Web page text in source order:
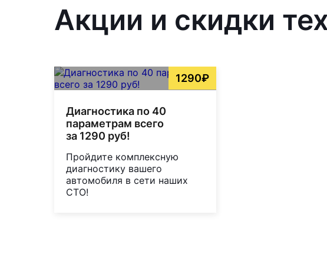
Акции и скидки
1290₽
Диагностика по 40
параметрам всего
за 1290 руб!
Пройдите комплексную
диагностику вашего
автомобиля в сети наших
СТО!